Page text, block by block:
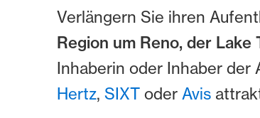
Verlängern Sie ihren
Region um Reno, der
Inhaberin oder Inhaber der
Hertz, SIXT oder Avis